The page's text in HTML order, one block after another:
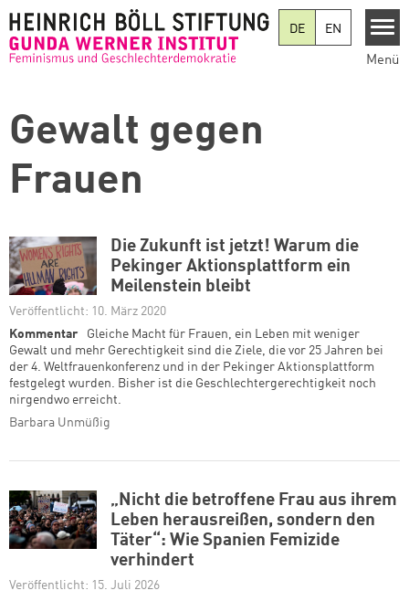
DE
EN
Menü
Gewalt gegen
Frauen
Die Zukunft ist jetzt! Warum die
Pekinger Aktionsplattform ein
Meilenstein bleibt
Veröffentlicht: 10. März 2020
Kommentar
Gleiche Macht für Frauen, ein Leben mit weniger
Gewalt und mehr Gerechtigkeit sind die Ziele, die vor 25 Jahren bei
der 4. Weltfrauenkonferenz und in der Pekinger Aktionsplattform
festgelegt wurden. Bisher ist die Geschlechtergerechtigkeit noch
nirgendwo erreicht.
Barbara Unmüßig
„Nicht die betroffene Frau aus ihrem
Leben herausreißen, sondern den
Täter“: Wie Spanien Femizide
verhindert
Veröffentlicht: 15. Juli 2026